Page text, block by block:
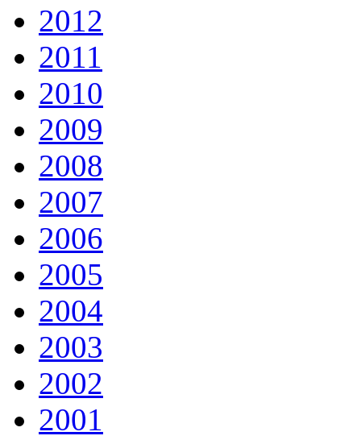
2012
2011
2010
2009
2008
2007
2006
2005
2004
2003
2002
2001